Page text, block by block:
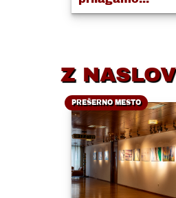
Z
PREŠERNO MESTO